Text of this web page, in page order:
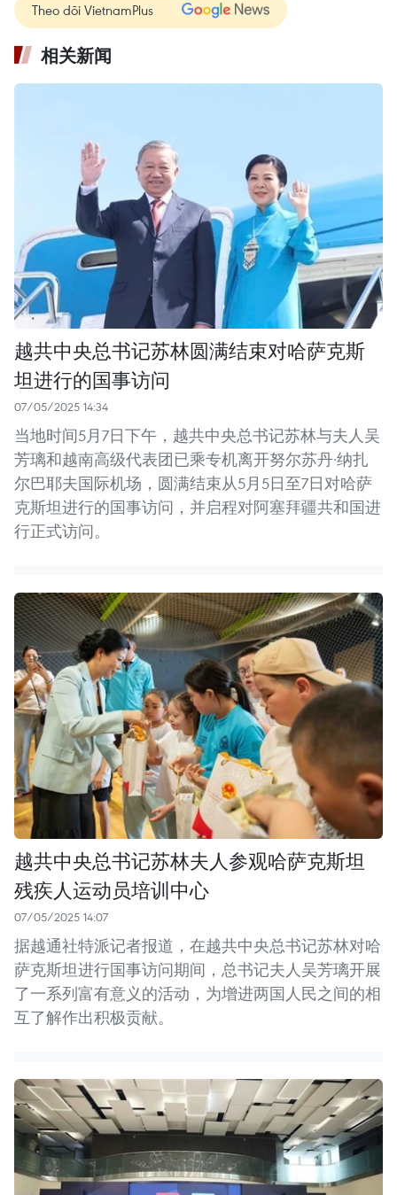
Theo dõi VietnamPlus
相关新闻
越共中央总书记苏林圆满结束对哈萨克斯
坦进行的国事访问
07/05/2025 14:34
当地时间5月7日下午，越共中央总书记苏林与夫人吴
芳璃和越南高级代表团已乘专机离开努尔苏丹·纳扎
尔巴耶夫国际机场，圆满结束从5月5日至7日对哈萨
克斯坦进行的国事访问，并启程对阿塞拜疆共和国进
行正式访问。
越共中央总书记苏林夫人参观哈萨克斯坦
残疾人运动员培训中心
07/05/2025 14:07
据越通社特派记者报道，在越共中央总书记苏林对哈
萨克斯坦进行国事访问期间，总书记夫人吴芳璃开展
了一系列富有意义的活动，为增进两国人民之间的相
互了解作出积极贡献。